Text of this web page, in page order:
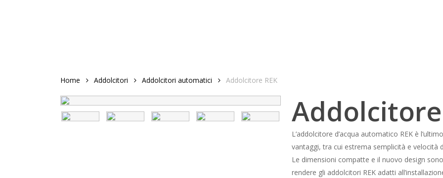
Home Addolcitori Addolcitori automatici Addolcitore REK
Addolcitore
L’addolcitore d’acqua automatico REK è
vantaggi, tra cui estrema semplicità e velocità
Le dimensioni compatte e il nuovo design
rendere gli addolcitori REK adatti